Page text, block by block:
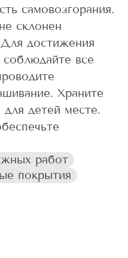
самовозгорания.
склонен
достижения
соблюдайте все
Храните
детей месте.
работ
покрытия